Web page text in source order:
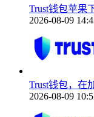
Trust钱包苹果
2026-08-09
Trust钱包，在
2026-08-09